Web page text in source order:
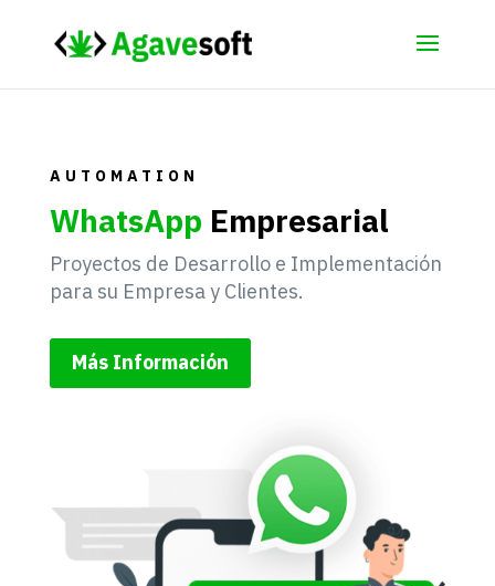
AUTOMATION
WhatsApp Empresarial
Proyectos de Desarrollo e Implementación
para su Empresa y Clientes.
Más Información